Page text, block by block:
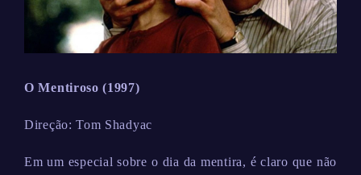
O Mentiroso (1997)
Direção: Tom Shadyac
Em um especial sobre o dia da mentira, é claro que não